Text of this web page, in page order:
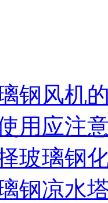
钢风机
用应注
玻璃钢
钢凉水